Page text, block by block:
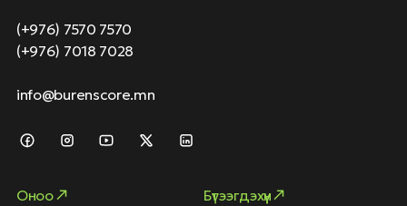
(+976) 7570 7570
(+976) 7018 7028
info@burenscore.mn
Оноо Бүтээгдэхүүн